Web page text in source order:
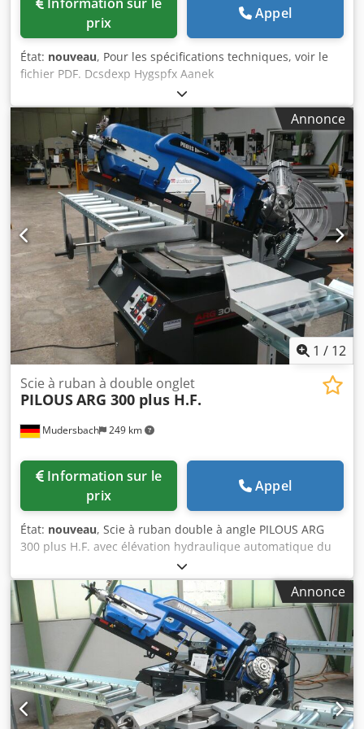
prix
Appel
État: nouveau, Pour les spécifications techniques, voir le
fichier PDF. Dcsdexp Hygspfx Aanek
Annonce
1 / 12
Mudersbach 249 km
Scie à ruban à double onglet
PILOUSARG 300 plus H.F.
prix
Appel
État: nouveau, Scie à ruban double à angle PILOUS ARG
300 plus H.F. avec élévation hydraulique automatique du
bâti de scie Incluant accessoires spéciaux : brosse à
copeaux motorisée, indicateur de tension de la lame Tapis
à rouleaux D 400 / 3 m, avec système de mesure
numérique Tapis à rouleaux D 400 / 3 m Coupes rondes :
90° 300 mm, -45° 220 mm, +45° 240 mm, +60° 155 mm
Coupes carrées : 90° 290 mm, -45° 195 mm, +45° 225 mm,
+60° 150 mm Coupes rectangulaires : 90° 375 x 190 mm,
-45° 240 x 100 mm, +45° 240 x 160 mm, +60° 150 x 150 mm
Moteur principal : 400 V, 50 Hz, 2,2 kW Moteur de la
pompe : 400 V, 50 Hz, 0,05 kW Moteur du groupe
Annonce